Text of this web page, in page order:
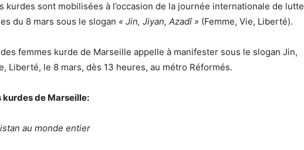
kurdes sont mobilisées à l’occasion de la journée internationale de lutte
du 8 mars sous le slogan « Jin, Jiyan, Azadî » (Femme, Vie, Liberté).
femmes kurde de Marseille appelle à manifester sous le slogan Jin,
Liberté, le 8 mars, dès 13 heures, au métro Réformés.
kurdes de Marseille:
au monde entier